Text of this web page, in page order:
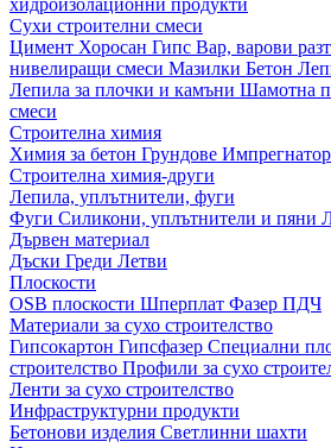
хидроизолационни продукти
Сухи строителни смеси
Цимент Хоросан Гипс Вар, варови
нивелиращи смеси Мазилки Бетон
Лепила за плочки и камъни Шамотна
смеси
Строителна химия
Химия за бетон Грундове
Строителна химия-други
Лепила, уплътнители, фуги
Фуги Силикони, уплътнители и пяни
Дървен материал
Дъски Греди Летви
Плоскости
OSB плоскости Шперплат Фазер ПДЧ
Материали за сухо строителство
Гипсокартон Гипсфазер Специални
строителство Профили за сухо
Ленти за сухо строителство
Инфраструктурни продукти
Бетонови изделия Светлинни шахти